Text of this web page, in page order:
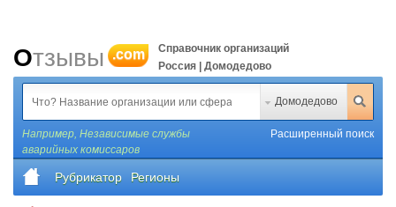
Отзывы .com
Справочник организаций
Россия | Домодедово
Домодедово
Например, Независимые службы
аварийных комиссаров
Расширенный поиск
Рубрикатор Регионы